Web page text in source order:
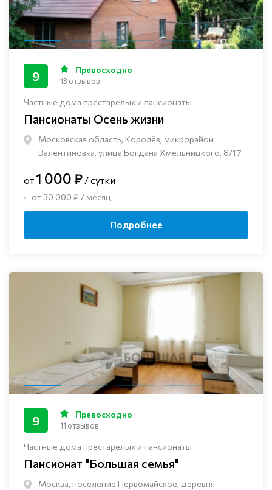
Частные дома престарелых и пансионаты
Пансионаты Осень жизни
Московская область, Королёв, микрорайон
Валентиновка, улица Богдана Хмельницкого, 8/17
9 Превосходно
13 отзывов
от1 000 ₽ / сутки
от 30 000 ₽ / месяц
Подробнее
Частные дома престарелых и пансионаты
Пансионат "Большая семья"
Москва, поселение Первомайское, деревня
9 Превосходно
11 отзывов